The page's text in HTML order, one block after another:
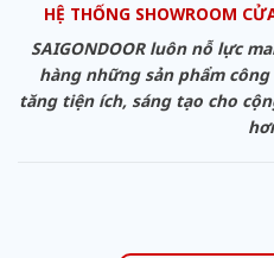
HỆ THỐNG SHOWROOM
SAIGONDOOR luôn nỗ lực
hàng những sản phẩm
tăng tiện ích, sáng tạo cho